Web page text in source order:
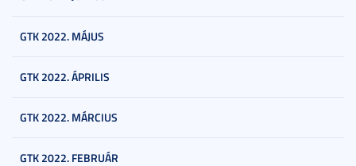
GTK 2022. MÁJUS
GTK 2022. ÁPRILIS
GTK 2022. MÁRCIUS
GTK 2022. FEBRUÁR